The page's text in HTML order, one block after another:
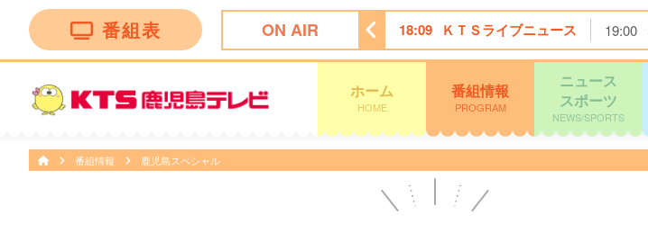
番組表 ON AIR
クション 15:45 Ｌｉｖｅ Ｎｅｗｓ イット！第１部 18:09 ＫＴＳライブニュース 19:00
ホーム
HOME
番組情報
PROGRAM
ニュース
スポーツ
NEWS/SPORTS
番組情報 鹿児島スペシャル